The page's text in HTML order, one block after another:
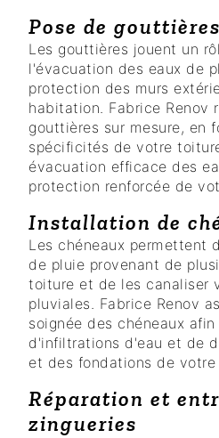
Pose de gouttières
Les gouttières jouent un
l'évacuation des eaux de
protection des murs
habitation. Fabrice Renov
gouttières sur mesure, en
spécificités de votre
évacuation efficace des
protection renforcée de
Installation de
Les chéneaux permettent
de pluie provenant de
toiture et de les canaliser
pluviales. Fabrice Renov
soignée des chéneaux
d'infiltrations d'eau et de
et des fondations de votre
Réparation et
zingueries